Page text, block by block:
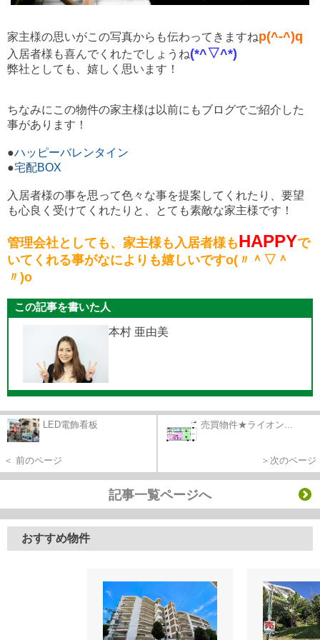
家主様の思いがこの写真からも伝わってきますねp(^-^)q
入居者様も喜んでくれたでしょうね(*^▽^*)
弊社としても、嬉しく思います！
ちなみにこの物件の家主様は以前にもブログでご紹介した
事があります！
●ハッピーバレンタイン
●宅配BOX
入居者様の事を思って色々な事を提案してくれたり、要望
も心良く 受けてくれたりと、とても素敵な家主様です！
管理会社としても、家主様も入居者様もHAPPYで
いてくれる事がなによりも嬉しいですo(〃＾▽＾
〃)o
この記事を書いた人
本村 亜由美
LED電飾看板
＜ 前のページ
売買物件★ライオン...
＞次のページ
記事一覧ページへ
おすすめ物件